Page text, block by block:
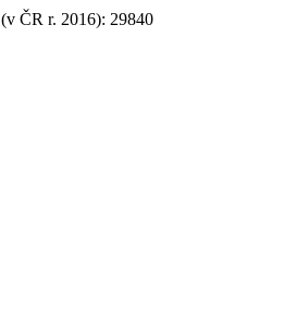
(v ČR r. 2016): 29840